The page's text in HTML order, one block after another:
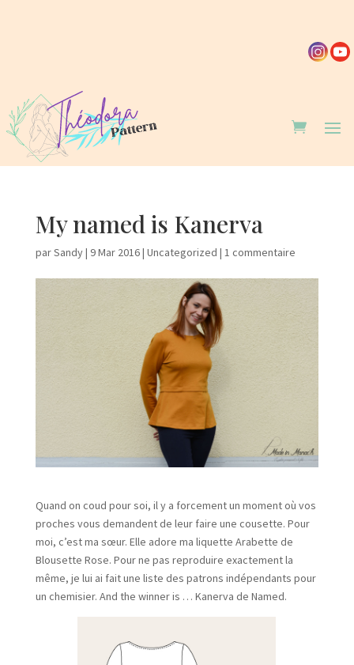
My named is Kanerva
parSandy| 9 Mar 2016| Uncategorized | 1 commentaire
Quand on coud pour soi, il y a forcement un moment où vos
proches vous demandent de leur faire une cousette. Pour
moi, c’est ma sœur. Elle adore ma liquette Arabette de
Blousette Rose. Pour ne pas reproduire exactement la
même, je lui ai fait une liste des patrons indépendants pour
un chemisier. And the winner is … Kanerva de Named.